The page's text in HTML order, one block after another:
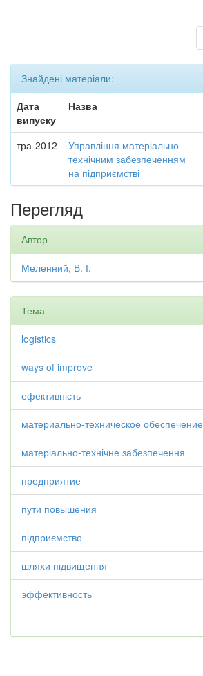
Знайдені матеріали:
Дата
випуску
Назва
тра-2012
Управління матеріально-
технічним забезпеченням
на підприємстві
Перегляд
Автор
Меленний, В. І.
Тема
logistics
ways of improve
ефективність
материально-техническое обеспечение
матеріально-технічне забезпечення
предприятие
пути повышения
підприємство
шляхи підвищення
эффективность